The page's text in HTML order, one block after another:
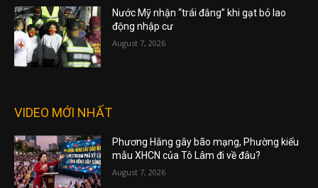
Nước Mỹ nhận “trái đắng” khi gạt bỏ lao
động nhập cư
August 7, 2026
VIDEO MỚI NHẤT
Phương Hằng gây bão mạng, Phường kiểu
mẫu XHCN của Tô Lâm đi về đâu?
August 7, 2026